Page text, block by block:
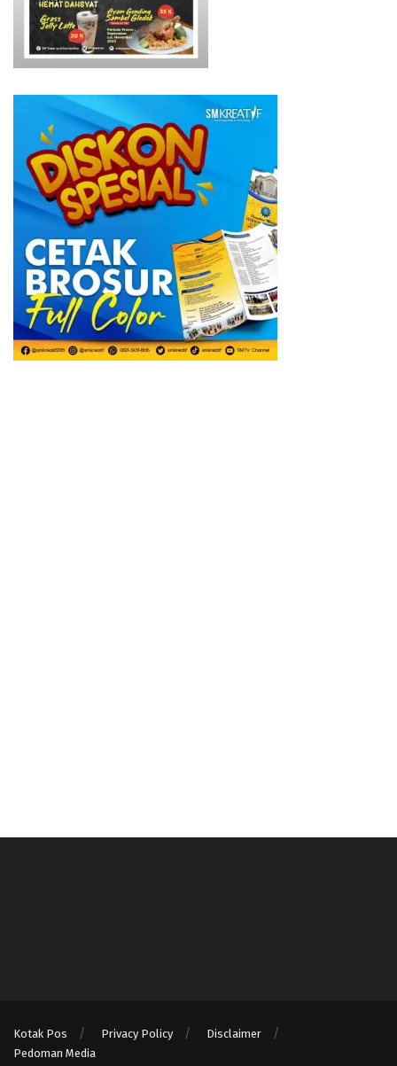
Kotak Pos Privacy Policy
Disclaimer
Pedoman Media